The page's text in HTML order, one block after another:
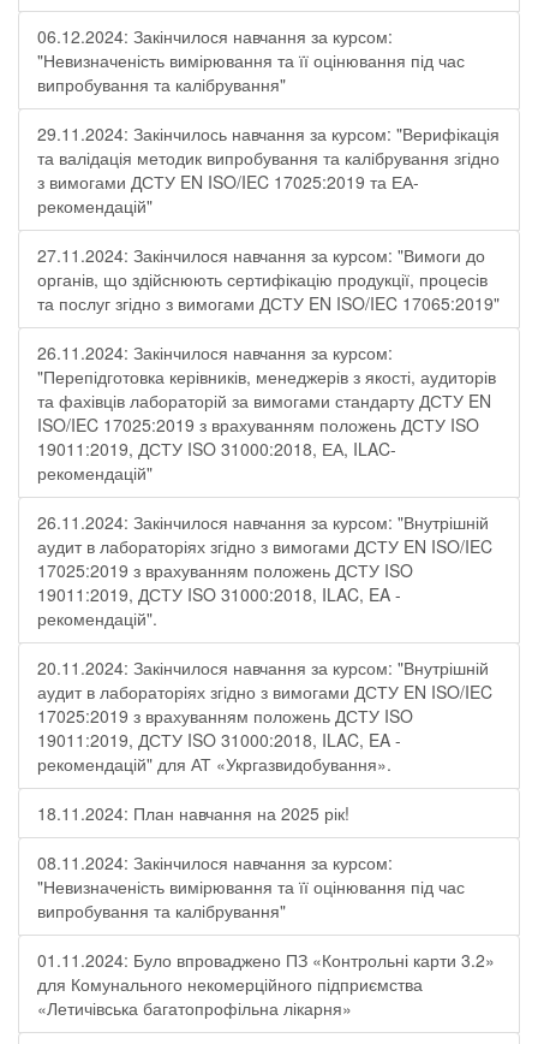
06.12.2024: Закінчилося навчання за курсом:
"Невизначеність вимірювання та її оцінювання під час
випробування та калібрування"
29.11.2024: Закінчилось навчання за курсом: "Верифікація
та валідація методик випробування та калібрування згідно
з вимогами ДСТУ EN ISO/IEC 17025:2019 та ЕА-
рекомендацій"
27.11.2024: Закінчилося навчання за курсом: "Вимоги до
органів, що здійснюють сертифікацію продукції, процесів
та послуг згідно з вимогами ДСТУ EN ISO/IEC 17065:2019"
26.11.2024: Закінчилося навчання за курсом:
"Перепідготовка керівників, менеджерів з якості, аудиторів
та фахівців лабораторій за вимогами стандарту ДСТУ EN
ISO/IEC 17025:2019 з врахуванням положень ДСТУ ISO
19011:2019, ДСТУ ISO 31000:2018, ЕА, ILAC-
рекомендацій"
26.11.2024: Закінчилося навчання за курсом: "Внутрішній
аудит в лабораторіях згідно з вимогами ДСТУ EN ISO/IEC
17025:2019 з врахуванням положень ДСТУ ISO
19011:2019, ДСТУ ISO 31000:2018, ILAC, EA -
рекомендацій".
20.11.2024: Закінчилося навчання за курсом: "Внутрішній
аудит в лабораторіях згідно з вимогами ДСТУ EN ISO/IEC
17025:2019 з врахуванням положень ДСТУ ISO
19011:2019, ДСТУ ISO 31000:2018, ILAC, EA -
рекомендацій" для АТ «Укргазвидобування».
18.11.2024: План навчання на 2025 рік!
08.11.2024: Закінчилося навчання за курсом:
"Невизначеність вимірювання та її оцінювання під час
випробування та калібрування"
01.11.2024: Було впроваджено ПЗ «Контрольні карти 3.2»
для Комунального некомерційного підприємства
«Летичівська багатопрофільна лікарня»